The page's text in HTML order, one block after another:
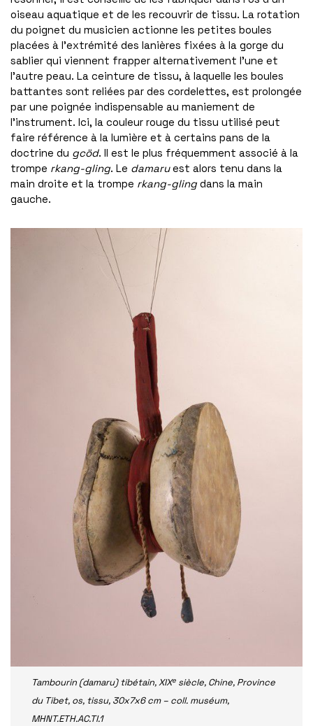
oiseau aquatique et de les recouvrir de tissu. La rotation
du poignet du musicien actionne les petites boules
placées à l’extrémité des lanières fixées à la gorge du
sablier qui viennent frapper alternativement l’une et
l’autre peau. La ceinture de tissu, à laquelle les boules
battantes sont reliées par des cordelettes, est prolongée
par une poignée indispensable au maniement de
l’instrument. Ici, la couleur rouge du tissu utilisé peut
faire référence à la lumière et à certains pans de la
doctrine du gcöd. Il est le plus fréquemment associé à la
trompe rkang-gling. Le damaruest alors tenu dans la
main droite et la trompe rkang-gling dans la main
gauche.
Tambourin (damaru) tibétain, XIXe siècle, Chine, Province
du Tibet, os, tissu, 30x7x6 cm – coll. muséum,
MHNT.ETH.AC.TI.1